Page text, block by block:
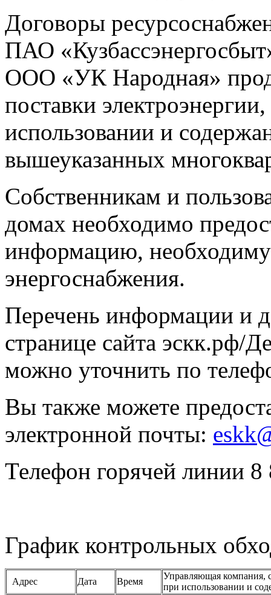
Договоры
ПАО
ООО «УК Народная»
поставки
использовании и
вышеуказанных
Собственникам и
домах необходимо
информацию,
энергоснабжения.
Перечень информации и
странице сайта эскк.рф/
можно уточнить по
Вы также можете
электронной почты:
Телефон горячей линии
График контрольных
Адрес Дата Время
Управляющая компания, с
при использовании и